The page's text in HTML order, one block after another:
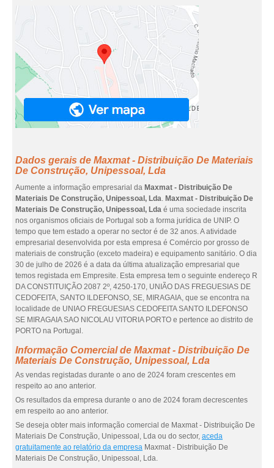
Dados gerais de Maxmat - Distribuição De Materiais
De Construção, Unipessoal, Lda
Aumente a informação empresarial da Maxmat - Distribuição De
Materiais De Construção, Unipessoal, Lda. Maxmat - Distribuição De
Materiais De Construção, Unipessoal, Lda é uma sociedade inscrita
nos organismos oficiais de Portugal sob a forma jurídica de UNIP. O
tempo que tem estado a operar no sector é de 32 anos. A atividade
empresarial desenvolvida por esta empresa é Comércio por grosso de
materiais de construção (exceto madeira) e equipamento sanitário. O dia
30 de julho de 2026 é a data da última atualização empresarial que
temos registada em Empresite. Esta empresa tem o seguinte endereço R
DA CONSTITUIÇÃO 2087 2º, 4250-170, UNIÃO DAS FREGUESIAS DE
CEDOFEITA, SANTO ILDEFONSO, SE, MIRAGAIA, que se encontra na
localidade de UNIAO FREGUESIAS CEDOFEITA SANTO ILDEFONSO
SE MIRAGAIA SAO NICOLAU VITORIA PORTO e pertence ao distrito de
PORTO na Portugal.
Informação Comercial de Maxmat - Distribuição De
Materiais De Construção, Unipessoal, Lda
As vendas registadas durante o ano de 2024 foram crescentes em
respeito ao ano anterior.
Os resultados da empresa durante o ano de 2024 foram decrescentes
em respeito ao ano anterior.
Se deseja obter mais informação comercial de Maxmat - Distribuição De
Materiais De Construção, Unipessoal, Lda ou do sector, aceda
gratuitamente ao relatório da empresa Maxmat - Distribuição De
Materiais De Construção, Unipessoal, Lda.